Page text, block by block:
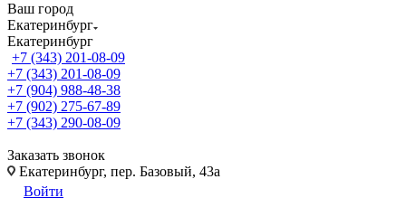
Ваш город
Екатеринбург
Екатеринбург
+7 (343) 201-08-09
+7 (343) 201-08-09
+7 (904) 988-48-38
+7 (902) 275-67-89
+7 (343) 290-08-09
Заказать звонок
Екатеринбург, пер. Базовый, 43а
Войти